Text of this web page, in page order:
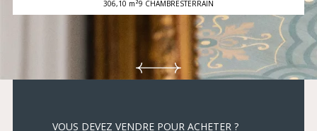
306,10 m²9 CHAMBRESTERRAIN
VOUS DEVEZ VENDRE POUR ACHETER ?